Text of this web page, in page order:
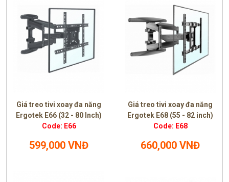
Giá treo tivi xoay đa năng
Ergotek E66 (32 - 80 Inch)
Code: E66
599,000 VNĐ
Giá treo tivi xoay đa năng
Ergotek E68 (55 - 82 inch)
Code: E68
660,000 VNĐ